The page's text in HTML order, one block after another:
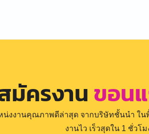
มัครงานขอน
น่งงานคุณภาพดีล่าสุด จากบริษัทชั้นนำ ใ
งานไว เร็วสุดใน 1 ชั่ว